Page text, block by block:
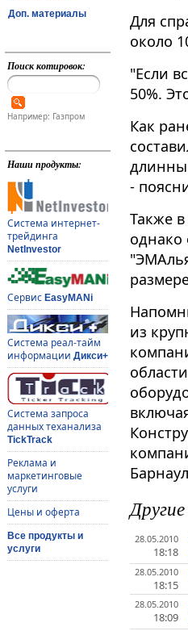
Доп. материалы
Поиск котировок:
Например: Газпром
Наши продукты:
Система интернет-
трейдинга
NetInvestor
Сервис EasyMANi
Система реал-тайм
информации Дикси+
Система запроса
данных теханализа
TickTrack
Реклама и
маркетинговые
услуги
Цены и оферта
Все продукты и
услуги
Для
около
"Если
50%.
Как
-
Также
однако
из
28.05.2010
18:18
28.05.2010
18:15
28.05.2010
18:09